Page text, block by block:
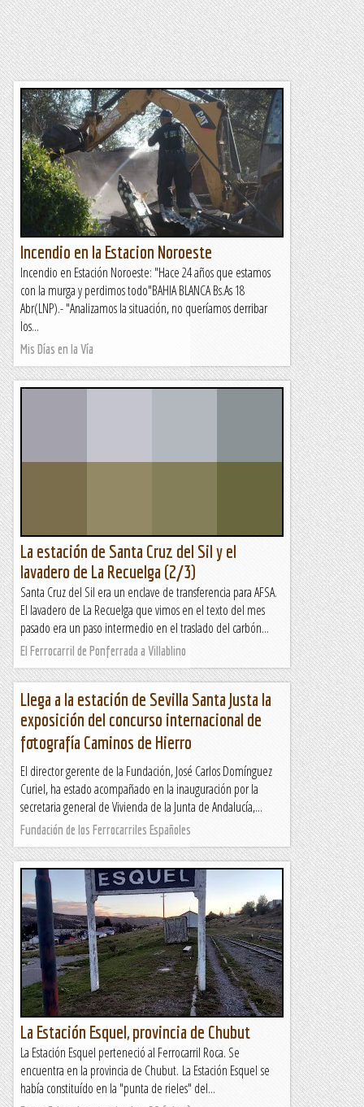
Incendio en la Estacion Noroeste
Incendio en Estación Noroeste: "Hace 24 años que estamos
con la murga y perdimos todo"BAHIA BLANCA Bs.As 18
Abr(LNP).- "Analizamos la situación, no queríamos derribar
los...
Mis Días en la Vía
La estación de Santa Cruz del Sil y el
lavadero de La Recuelga (2/3)
Santa Cruz del Sil era un enclave de transferencia para AFSA.
El lavadero de La Recuelga que vimos en el texto del mes
pasado era un paso intermedio en el traslado del carbón...
El Ferrocarril de Ponferrada a Villablino
Llega a la estación de Sevilla Santa Justa la
exposición del concurso internacional de
fotografía Caminos de Hierro
El director gerente de la Fundación, José Carlos Domínguez
Curiel, ha estado acompañado en la inauguración por la
secretaria general de Vivienda de la Junta de Andalucía,...
Fundación de los Ferrocarriles Españoles
La Estación Esquel, provincia de Chubut
La Estación Esquel perteneció al Ferrocarril Roca. Se
encuentra en la provincia de Chubut. La Estación Esquel se
había constituído en la "punta de rieles" del...